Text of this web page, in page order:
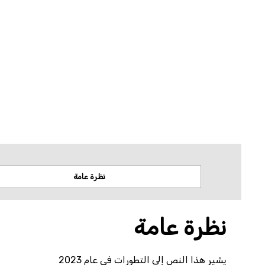
نظرة عامة
نظرة عامة
يشير هذا النص إلى التطورات في عام 2023